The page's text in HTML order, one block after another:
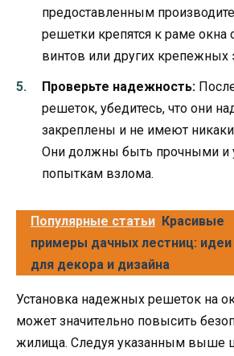
предоставленным
решетки крепятся к раме
винтов или других крепежных
Проверьте надежность:
решеток, убедитесь, что они
закреплены и не имеют
Они должны быть прочными и
попыткам взлома.
Популярные статьи Красивые
примеры дачных лестниц: идеи
для декора и дизайна
Установка надежных решеток на
может значительно повысить
жилища. Следуя указанным выше